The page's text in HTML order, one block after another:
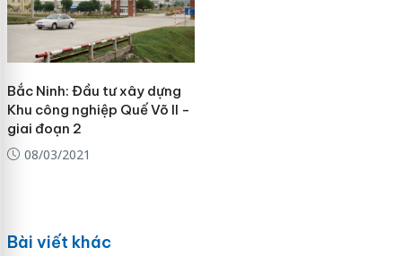
Bắc Ninh: Đầu tư xây dựng
Khu công nghiệp Quế Võ II -
giai đoạn 2
08/03/2021
Bài viết khác